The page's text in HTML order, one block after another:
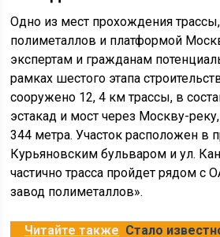
Одно из мест прохождения
полиметаллов и платформой
экспертам и гражданам
рамках шестого этапа
сооружено 12, 4 км трассы, в
эстакад и мост через Москву-
344 метра. Участок расположен
Курьяновским бульваром и ул.
частично трасса пройдет рядом с
завод полиметаллов».
Читайте также Стало